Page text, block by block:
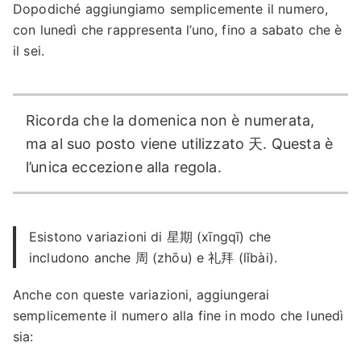
Dopodiché aggiungiamo semplicemente il numero,
con lunedì che rappresenta l’uno, fino a sabato che è
il sei.
Ricorda che la domenica non è numerata,
ma al suo posto viene utilizzato 天. Questa è
l’unica eccezione alla regola.
Esistono variazioni di 星期 (xīngqī) che
includono anche 周 (zhōu) e 礼拜 (lǐbài).
Anche con queste variazioni, aggiungerai
semplicemente il numero alla fine in modo che lunedì
sia: